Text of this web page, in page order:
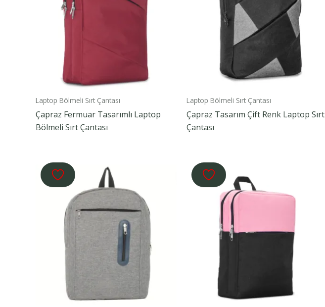
Laptop Bölmeli Sırt Çantası
Çapraz Fermuar Tasarımlı Laptop
Bölmeli Sırt Çantası
Laptop Bölmeli Sırt Çantası
Çapraz Tasarım Çift Renk Laptop Sırt
Çantası